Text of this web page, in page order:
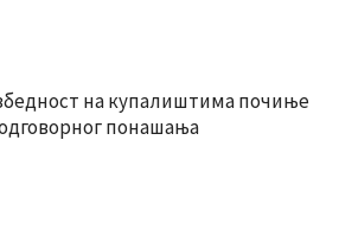
на купалиштима почиње
понашања